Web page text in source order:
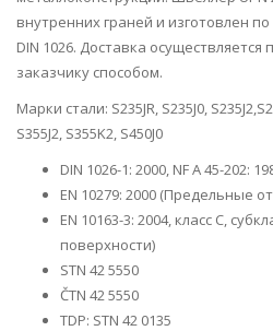
внутренних граней и изготовлен
DIN 1026. Доставка
заказчику способом.
Марки стали: S235JR, S235J0,
S355J2, S355K2, S450J0
DIN 1026-1: 2000, NF A 45-202:
EN 10279: 2000 (Предельные
EN 10163-3: 2004, класс C,
поверхности)
STN 42 5550
ČTN 42 5550
TDP: STN 42 0135